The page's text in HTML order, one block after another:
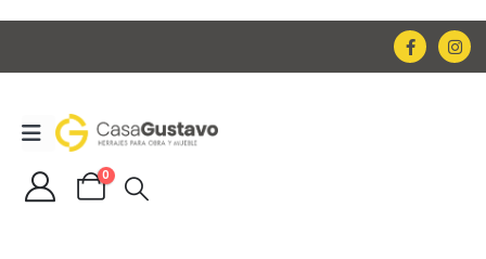
0